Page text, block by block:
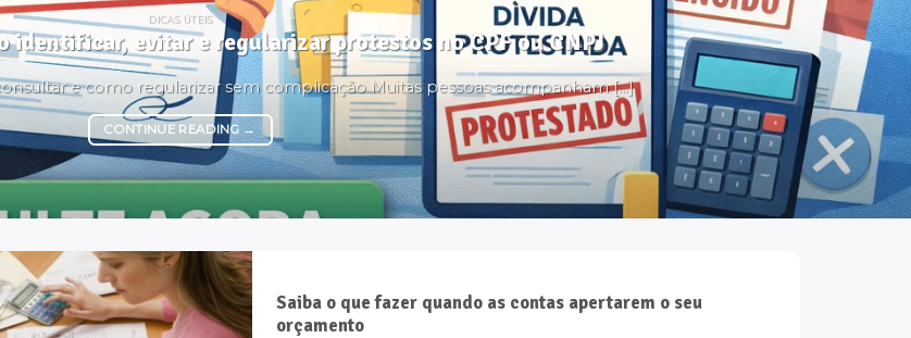
DICAS ÚTEIS
identificar, evitar e regularizar protestos no CPF ou CNPJ
e como regularizar sem complicação Muitas pessoas acompanham [...]
CONTINUE READING→
Saiba o que fazer quando as contas apertarem o seu
orçamento